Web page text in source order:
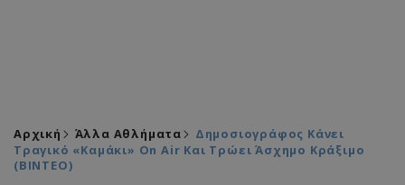
Αρχική Άλλα Αθλήματα
Δημοσιογράφος Κάνει
Τραγικό «καμάκι» On Air Και Τρώει Άσχημο Κράξιμο
(ΒΙΝΤΕΟ)